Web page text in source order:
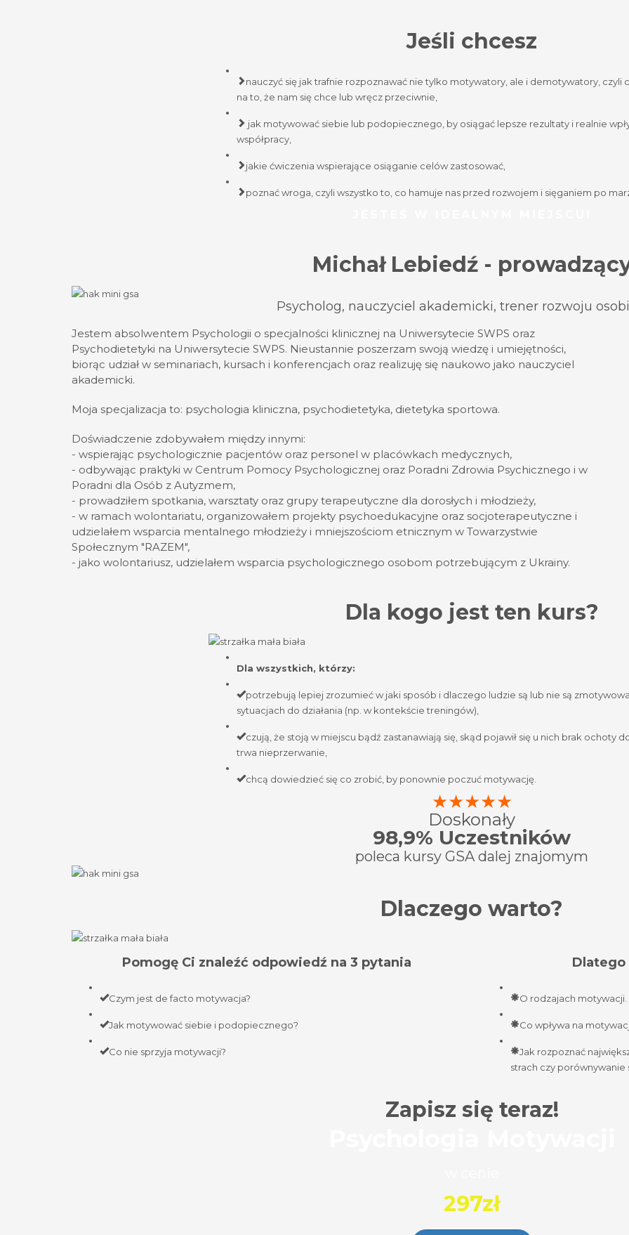
Jeśli chcesz
nauczyć się jak trafnie rozpoznawać nie tylko motywatory, ale i demotywatory, czyli
na to, że nam się chce lub wręcz przeciwnie,
jak motywować siebie lub podopiecznego, by osiągać lepsze rezultaty i realnie
współpracy,
jakie ćwiczenia wspierające osiąganie celów zastosować,
poznać wroga, czyli wszystko to, co hamuje nas przed rozwojem i sięganiem po
Michał Lebiedź -
Psycholog, nauczyciel akademicki, trener rozwoju
Jestem absolwentem Psychologii o specjalności klinicznej na Uniwersytecie SWPS oraz
Psychodietetyki na Uniwersytecie SWPS. Nieustannie poszerzam swoją wiedzę i umiejętności,
biorąc udział w seminariach, kursach i konferencjach oraz realizuję się naukowo jako nauczyciel
akademicki.
Moja specjalizacja to: psychologia kliniczna, psychodietetyka, dietetyka sportowa.
Doświadczenie zdobywałem między innymi:
- wspierając psychologicznie pacjentów oraz personel w placówkach medycznych,
- odbywając praktyki w Centrum Pomocy Psychologicznej oraz Poradni Zdrowia Psychicznego i w
Poradni dla Osób z Autyzmem,
- prowadziłem spotkania, warsztaty oraz grupy terapeutyczne dla dorosłych i młodzieży,
- w ramach wolontariatu, organizowałem projekty psychoedukacyjne oraz socjoterapeutyczne i
udzielałem wsparcia mentalnego młodzieży i mniejszościom etnicznym w Towarzystwie
Społecznym "RAZEM",
- jako wolontariusz, udzielałem wsparcia psychologicznego osobom potrzebującym z Ukrainy.
Dla kogo jest ten kurs?
Dla wszystkich, którzy:
potrzebują lepiej zrozumieć w jaki sposób i dlaczego ludzie są lub nie są
sytuacjach do działania (np. w kontekście treningów),
czują, że stoją w miejscu bądź zastanawiają się, skąd pojawił się u nich brak ochoty
trwa nieprzerwanie,
chcą dowiedzieć się co zrobić, by ponownie poczuć motywację.
★★★★★
Doskonały
98,9% Uczestników
poleca kursy GSA dalej znajomym
Dlaczego warto?
Pomogę Ci znaleźć odpowiedź na 3 pytania
Czym jest de facto motywacja?
Jak motywować siebie i podopiecznego?
Co nie sprzyja motywacji?
Dlatego
O rodzajach motywacji.
Co wpływa na
Jak rozpoznać
strach czy porównywanie
Zapisz się teraz!
297zł